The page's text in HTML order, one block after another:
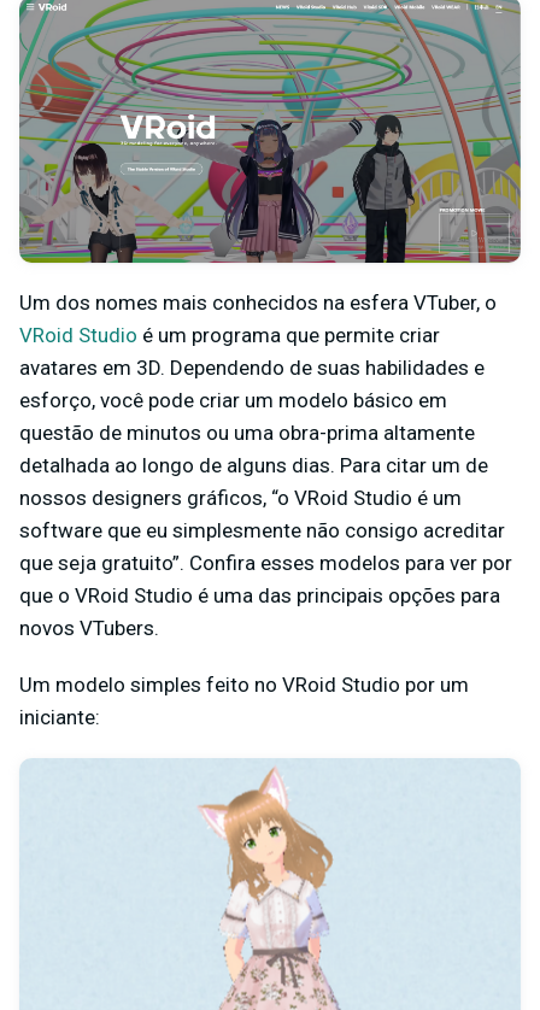
Um dos nomes mais conhecidos na esfera VTuber, o
VRoid Studio é um programa que permite criar
avatares em 3D. Dependendo de suas habilidades e
esforço, você pode criar um modelo básico em
questão de minutos ou uma obra-prima altamente
detalhada ao longo de alguns dias. Para citar um de
nossos designers gráficos, “o VRoid Studio é um
software que eu simplesmente não consigo acreditar
que seja gratuito”. Confira esses modelos para ver por
que o VRoid Studio é uma das principais opções para
novos VTubers.
Um modelo simples feito no VRoid Studio por um
iniciante: